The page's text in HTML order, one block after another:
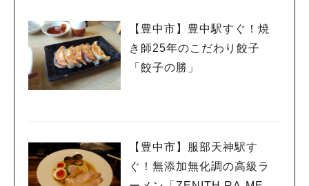
【豊中市】豊中駅すぐ！焼
き師25年のこだわり餃子
「餃子の勝」
【豊中市】服部天神駅す
ぐ！無添加無化調の高級ラ